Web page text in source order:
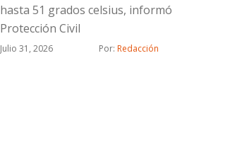
hasta 51 grados celsius, informó
Protección Civil
Julio 31, 2026 Por: Redacción